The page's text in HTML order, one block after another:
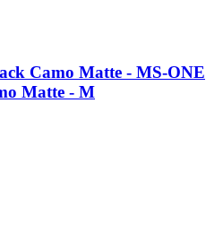
Camo Matte - MS-ONE
Matte - M